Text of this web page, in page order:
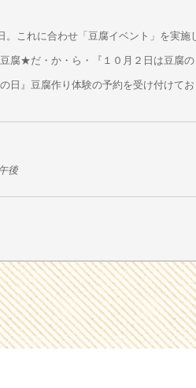
。これに合わせ「豆腐イベント」を実施
腐★だ・か・ら・『１０月２日は豆腐
日』豆腐作り体験の予約を受け付け
後